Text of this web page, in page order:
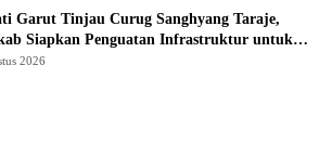
Garut Tinjau Curug Sanghyang Taraje,
Siapkan Penguatan Infrastruktur untuk
Pariwisata
2026